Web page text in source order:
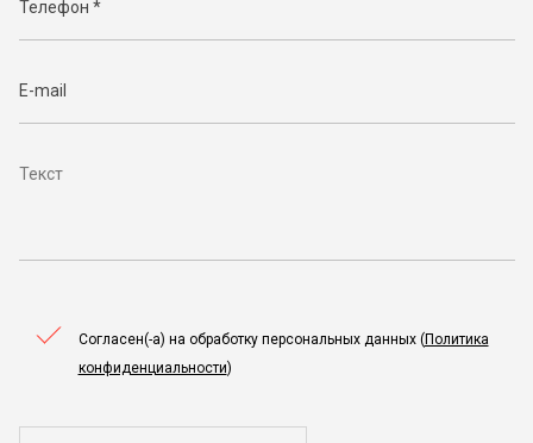
Согласен(-а) на обработку персональных данных (Политика
конфиденциальности)